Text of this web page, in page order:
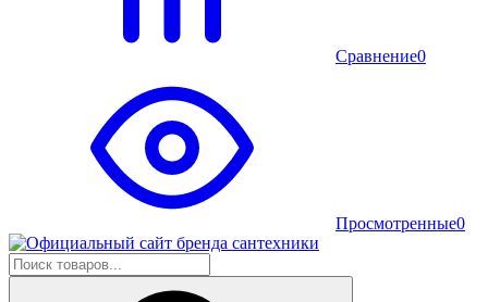
Сравнение0
Просмотренные0